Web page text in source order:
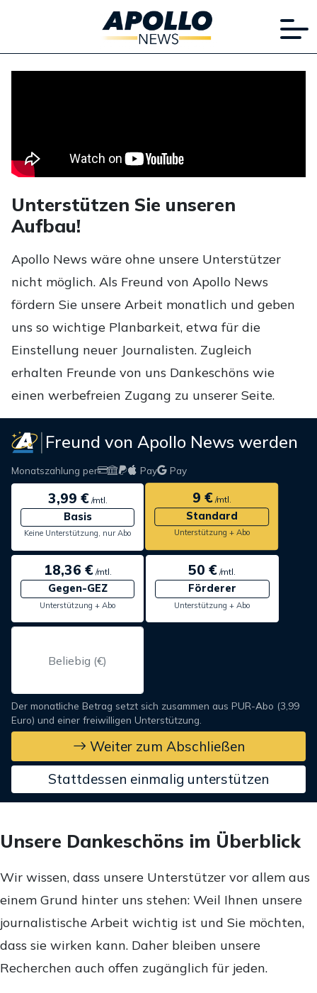
Unterstützen Sie unseren
Aufbau!
Apollo News wäre ohne unsere Unterstützer
nicht möglich. Als Freund von Apollo News
fördern Sie unsere Arbeit monatlich und geben
uns so wichtige Planbarkeit, etwa für die
Einstellung neuer Journalisten. Zugleich
erhalten Freunde von uns Dankeschöns wie
einen werbefreien Zugang zu unserer Seite.
Freund von Apollo News werden
Monatszahlung per Pay Pay
3,99 €/mtl.
Basis
Keine Unterstützung, nur Abo
9 €/mtl.
Standard
Unterstützung + Abo
18,36 €/mtl.
Gegen-GEZ
Unterstützung + Abo
50 € /mtl.
Förderer
Unterstützung + Abo
Der monatliche Betrag setzt sich zusammen aus PUR-Abo (3,99
Euro) und einer freiwilligen Unterstützung.
Weiter zum Abschließen
Stattdessen einmalig unterstützen
Unsere Dankeschöns im Überblick
Wir wissen, dass unsere Unterstützer vor allem aus
einem Grund hinter uns stehen: Weil Ihnen unsere
journalistische Arbeit wichtig ist und Sie möchten,
dass sie wirken kann. Daher bleiben unsere
Recherchen auch offen zugänglich für jeden.